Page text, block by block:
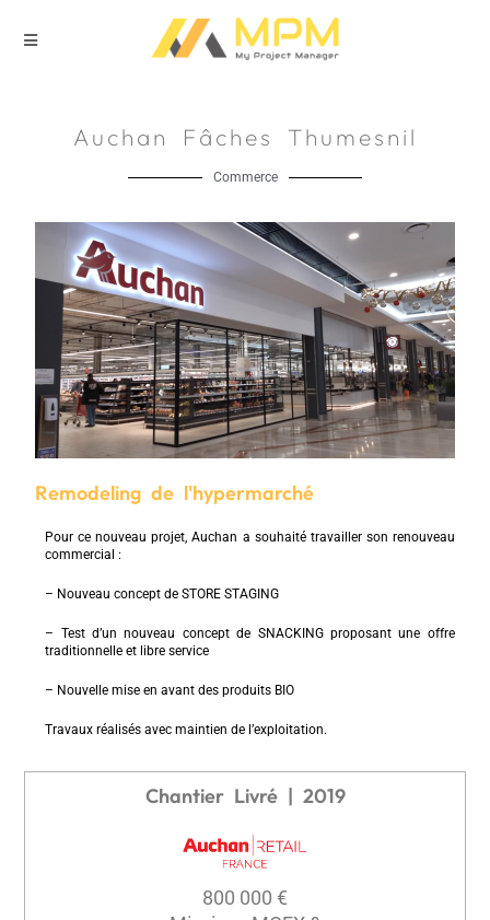
Auchan Fâches Thumesnil
Commerce
Remodeling de l'hypermarché
Pour ce nouveau projet, Auchan a souhaité travailler son renouveau
commercial :
– Nouveau concept de STORE STAGING
– Test d’un nouveau concept de SNACKING proposant une offre
traditionnelle et libre service
– Nouvelle mise en avant des produits BIO
Travaux réalisés avec maintien de l’exploitation.
Chantier Livré | 2019
800 000 €